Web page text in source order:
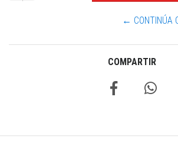
← CONTINÚA
COMPARTIR